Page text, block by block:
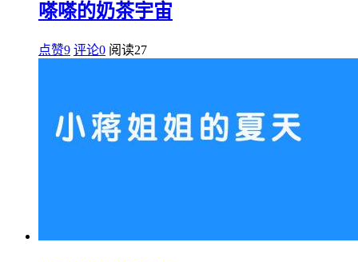
嗏嗏的奶茶宇宙
点赞9 评论0 阅读27